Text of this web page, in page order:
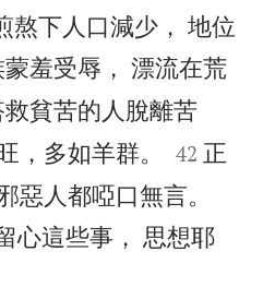
熬下人口減少， 地位
羞受辱， 漂流在荒
貧苦的人脫離苦
，多如羊群。


42 正
惡人都啞口無言。
心這些事， 思想耶